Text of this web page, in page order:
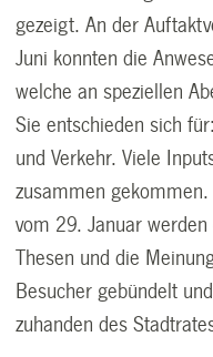
gezeigt. An der
Juni konnten die
welche an speziellen
Sie entschieden sich
und Verkehr. Viele
zusammen
vom 29. Januar
Thesen und die
Besucher gebündelt
zuhanden des